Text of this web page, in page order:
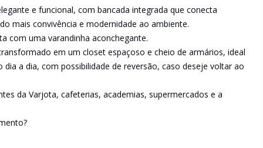
e funcional, com bancada integrada que conecta
mais convivência e modernidade ao ambiente.
com uma varandinha aconchegante.
em um closet espaçoso e cheio de armários, ideal
a dia, com possibilidade de reversão, caso deseje voltar ao
da Varjota, cafeterias, academias, supermercados e a